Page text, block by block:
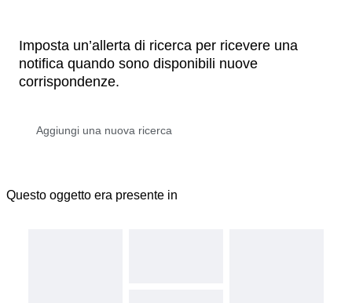
Imposta un’allerta di ricerca per ricevere una
notifica quando sono disponibili nuove
corrispondenze.
Questo oggetto era presente in